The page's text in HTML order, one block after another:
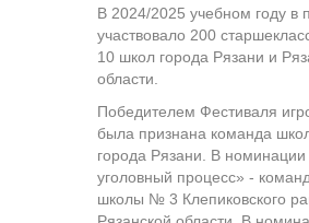
В 2024/2025 учебном году в
участвовало 200
10 школ города Рязани и
области.
Победителем Фестиваля
была признана команда
города Рязани. В
уголовный процесс» -
школы № 3 Клепиковского